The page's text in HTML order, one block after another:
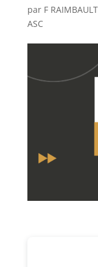
par F RAIMBAULT
ASC